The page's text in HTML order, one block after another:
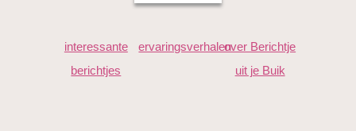
"35+6 weken zwanger van dit kleine wondertje.. En wat
groei je ineens snel (en ik ook trouwens) Ben zo nieuwsgierig
interessante
berichtjes
ervaringsverhalenover Berichtje
uit je Buik